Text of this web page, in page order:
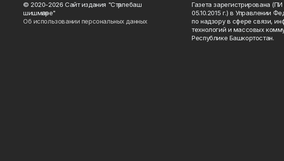
© 2020-2026 Сайт издания "Стәрлебаш
шишмәләре"
Об использовании персональных данных
Газета зарегистрирована
05.10.2015 г.) в Управлении
по надзору в сфере связи,
технологий и массовых
Республике Башкортостан.